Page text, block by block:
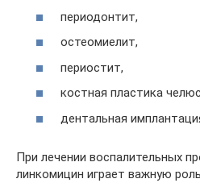
периодонтит,
остеомиелит,
периостит,
костная пластика
дентальная
При лечении воспалительных
линкомицин играет важную